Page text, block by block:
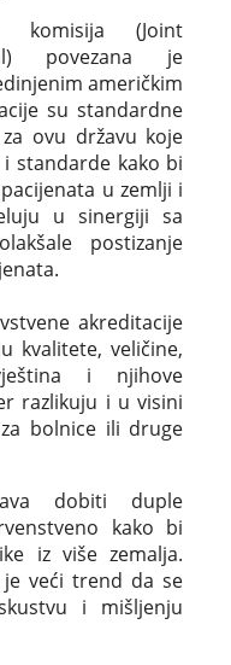
komisija (Joint
povezana je
američkim
su standardne
ovu državu koje
standarde kako bi
u zemlji i
u sinergiji sa
postizanje
akreditacije
kvalitete, veličine,
i njihove
razlikuju i u visini
bolnice ili druge
dobiti duple
kako bi
iz više zemalja.
veći trend da se
i mišljenju